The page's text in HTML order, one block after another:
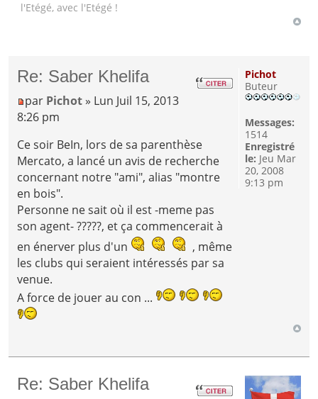
l'Etégé, avec l'Etégé !
Re: Saber Khelifa
par Pichot » Lun Juil 15, 2013
8:26 pm
Ce soir BeIn, lors de sa parenthèse
Mercato, a lancé un avis de recherche
concernant notre "ami", alias "montre
en bois".
Personne ne sait où il est -meme pas
son agent- ?????, et ça commencerait à
en énerver plus d'un
, même
les clubs qui seraient intéressés par sa
venue.
A force de jouer au con ...
Pichot
Buteur
Messages:
1514
Enregistré
le: Jeu Mar
20, 2008
9:13 pm
Re: Saber Khelifa